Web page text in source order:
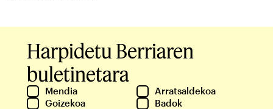
Harpidetu Berriaren
buletinetara
Mendia
Arratsaldekoa
Goizekoa
Badok